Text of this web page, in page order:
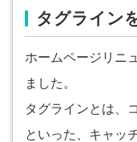
タグライン
ホームページリニ
ました。
タグラインとは、
といった、キャッ